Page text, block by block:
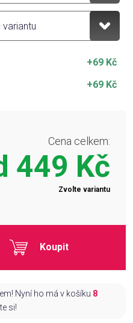
+69 Kč
+69 Kč
Cena celkem:
449 Kč
Zvolte variantu
Koupit
Nyní ho má v košíku 8
si!